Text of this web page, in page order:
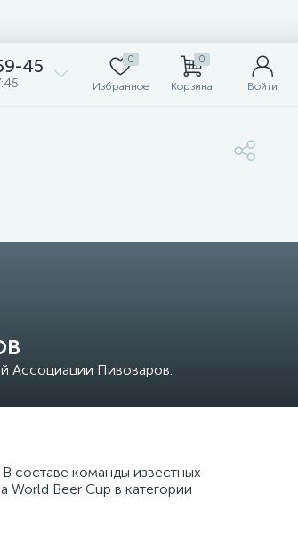
45 0
Избранное
0
Корзина Войти
Ассоциации Пивоваров.
составе команды известных
Beer Cup в категории